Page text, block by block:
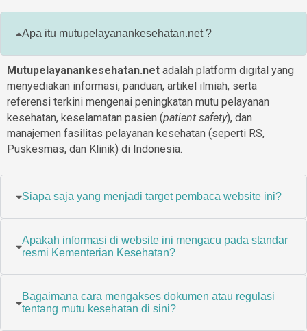
Apa itu mutupelayanankesehatan.net ?
Mutupelayanankesehatan.net adalah platform digital yang
menyediakan informasi, panduan, artikel ilmiah, serta
referensi terkini mengenai peningkatan mutu pelayanan
kesehatan, keselamatan pasien (patient safety), dan
manajemen fasilitas pelayanan kesehatan (seperti RS,
Puskesmas, dan Klinik) di Indonesia.
Siapa saja yang menjadi target pembaca website ini?
Apakah informasi di website ini mengacu pada standar
resmi Kementerian Kesehatan?
Bagaimana cara mengakses dokumen atau regulasi
tentang mutu kesehatan di sini?